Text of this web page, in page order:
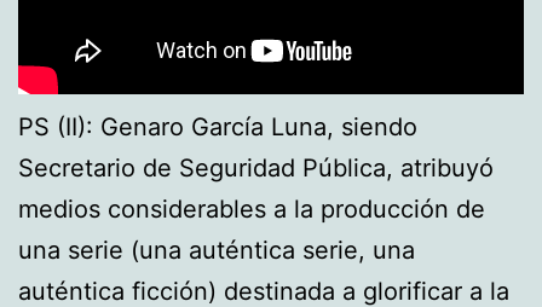
PS (II): Genaro García Luna, siendo
Secretario de Seguridad Pública, atribuyó
medios considerables a la producción de
una serie (una auténtica serie, una
auténtica ficción) destinada a glorificar a la